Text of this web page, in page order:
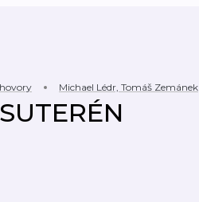
Michael Lédr, Tomáš Zemánek